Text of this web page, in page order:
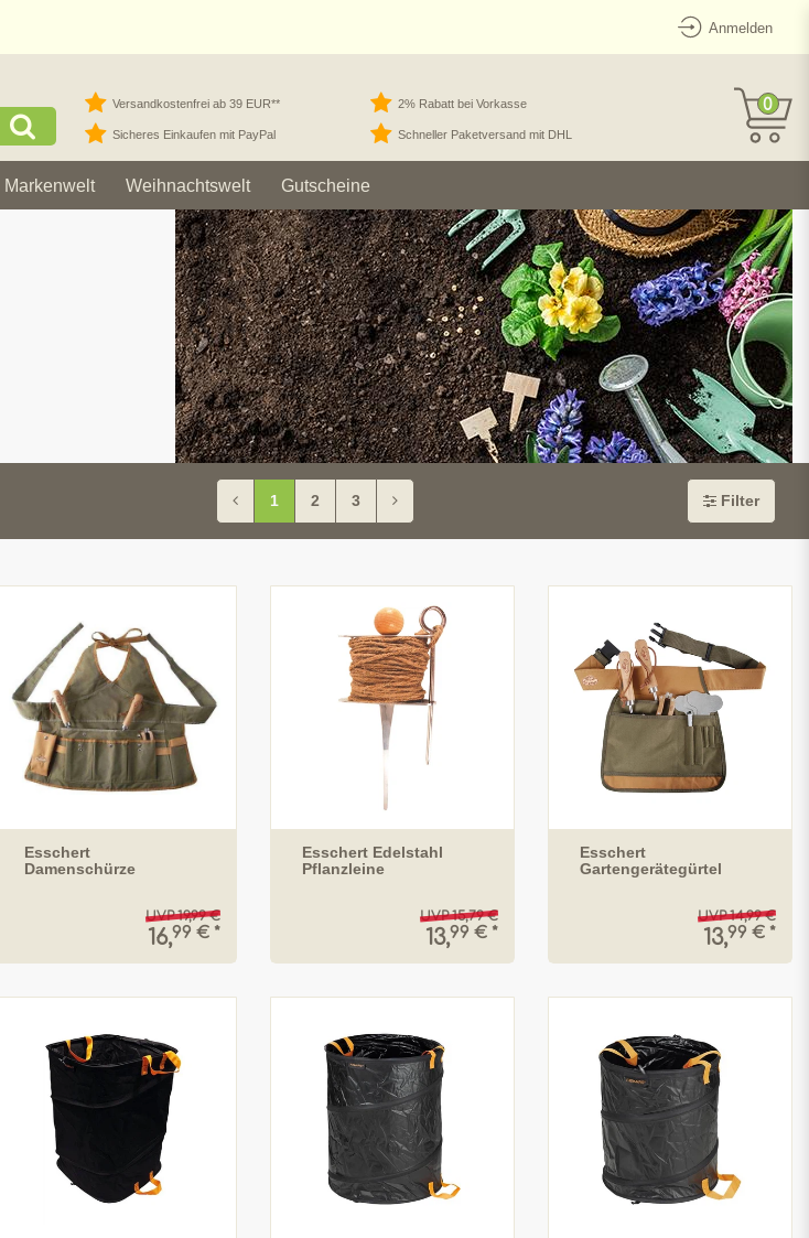
Anmelden
Versandkostenfrei ab 39 EUR** 2% Rabatt bei Vorkasse
Sicheres Einkaufen mit PayPal Schneller Paketversand mit DHL
0
Markenwelt Weihnachtswelt Gutscheine
1 2 3 Filter
Esschert
Damenschürze
UVP 19,99 €
16,99 € *
Esschert Edelstahl
Pflanzleine
UVP 15,79 €
13,99 € *
Esschert
Gartengerätegürtel
UVP 14,99 €
13,99 € *